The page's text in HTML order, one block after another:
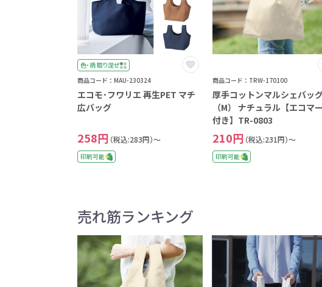
色・柄 取り混ぜ
商品コード：MAU-230324
エコモ･フワリエ 再生PET マチ
広バッグ
258円 （税込:283円）～
印刷可能
商品コード：TRW-170100
厚手コットンマルシェバッ
（M） ナチュラル【エコマ
付き】TR-0803
210円 （税込:231円）～
印刷可能
売れ筋ランキング